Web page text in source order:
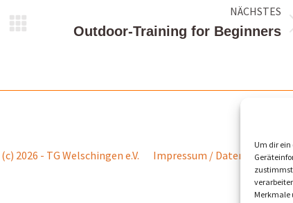
Um dir ein
Merkmale
NÄCHSTES
NächsterOutdoor-Training for Beginners
(c) 2026 - TG Welschingen e.V. Impressum / Datenschutz